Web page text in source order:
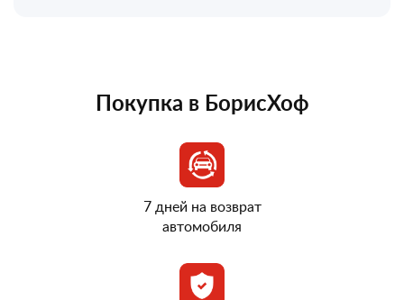
Покупка в БорисХоф
7 дней на возврат
автомобиля